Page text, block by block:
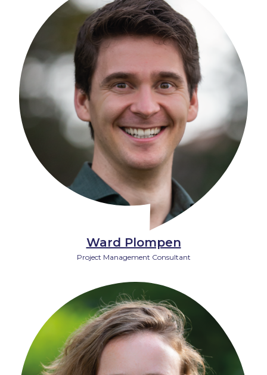
Ward Plompen
Project Management Consultant